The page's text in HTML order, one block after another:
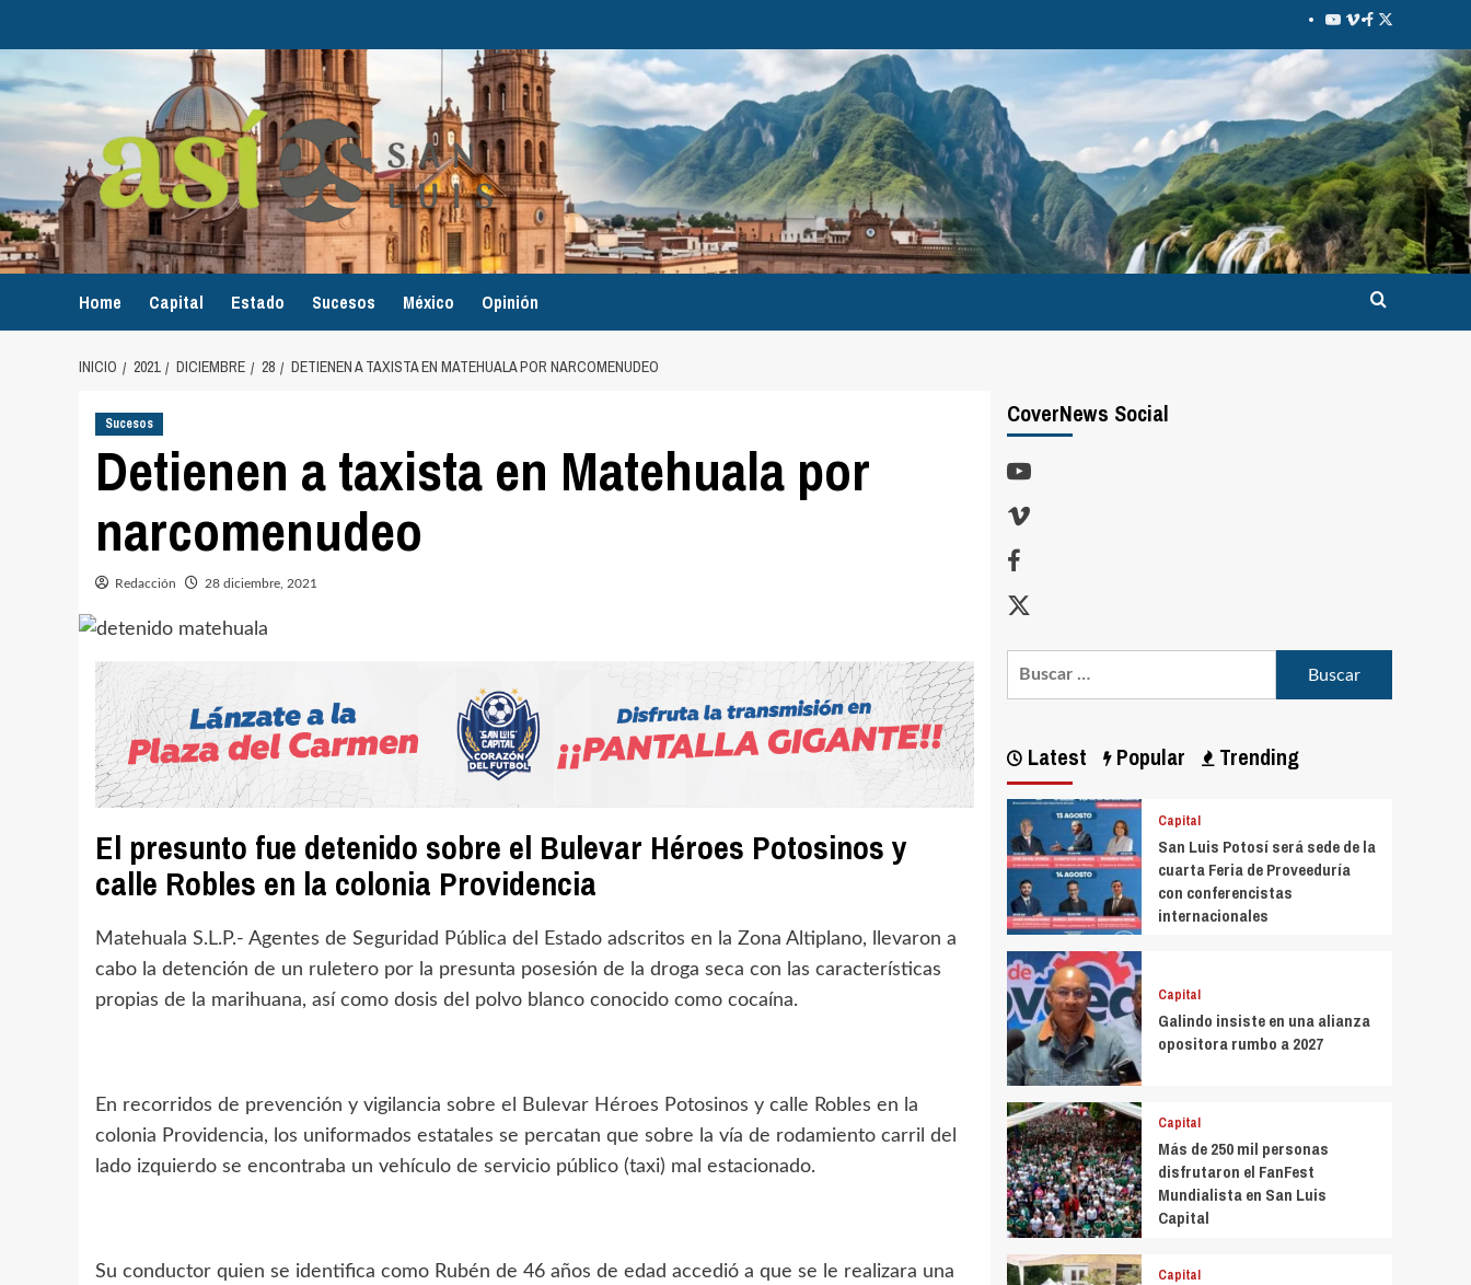
Home Capital Estado Sucesos México Opinión
INICIO 2021 DICIEMBRE 28 DETIENEN A TAXISTA EN MATEHUALA POR NARCOMENUDEO
Sucesos
Detienen a taxista en Matehuala por
narcomenudeo
Redacción 28 diciembre, 2021
El presunto fue detenido sobre el Bulevar Héroes Potosinos y
calle Robles en la colonia Providencia
Matehuala S.L.P.- Agentes de Seguridad Pública del Estado adscritos en la Zona Altiplano, llevaron a
cabo la detención de un ruletero por la presunta posesión de la droga seca con las características
propias de la marihuana, así como dosis del polvo blanco conocido como cocaína.
En recorridos de prevención y vigilancia sobre el Bulevar Héroes Potosinos y calle Robles en la
colonia Providencia, los uniformados estatales se percatan que sobre la vía de rodamiento carril del
lado izquierdo se encontraba un vehículo de servicio público (taxi) mal estacionado.
Su conductor quien se identifica como Rubén de 46 años de edad accedió a que se le realizara una
CoverNews Social
Latest Popular Trending
Capital
San Luis Potosí será sede de la
cuarta Feria de Proveeduría
con conferencistas
internacionales
Capital
Galindo insiste en una alianza
opositora rumbo a 2027
Capital
Más de 250 mil personas
disfrutaron el FanFest
Mundialista en San Luis
Capital
Capital